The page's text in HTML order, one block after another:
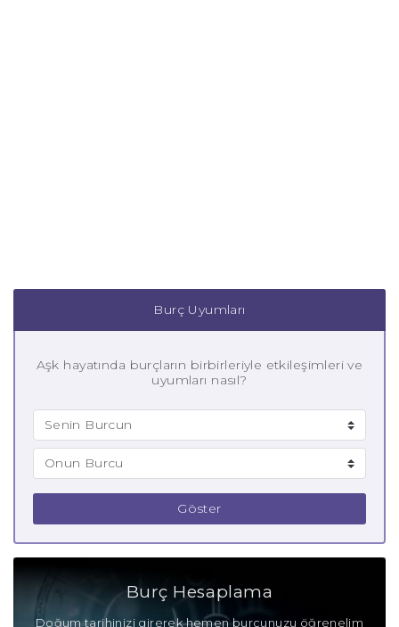
Burç Uyumları
Aşk hayatında burçların birbirleriyle etkileşimleri ve
uyumları nasıl?
Göster
Burç Hesaplama
Doğum tarihinizi girerek hemen burcunuzu öğrenelim